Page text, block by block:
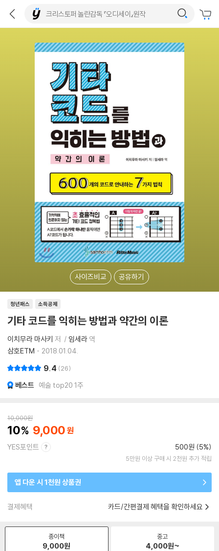
사이즈비교 공유하기
소득공제
청년패스
기타 코드를 익히는 방법과 약간의 이론
이치무라 마사키 저 임세라 역
삼호ETM
2018.01.04.
9.4 26
베스트 예술 top20 1주
10,000원
10 9,000
YES포인트 500원 (5%)
5만원 이상 구매 시 2천원 추가 적립
앱 다운 시 1천원 상품권
결제혜택 카드/간편결제 혜택을 확인하세요
종이책
9,000원
중고
4,000원~